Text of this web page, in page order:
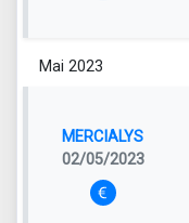
Mai 2023
MERCIALYS
02/05/2023